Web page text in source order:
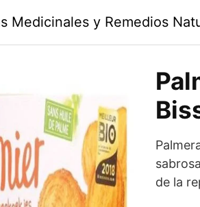
Medicinales y Remedios
de la